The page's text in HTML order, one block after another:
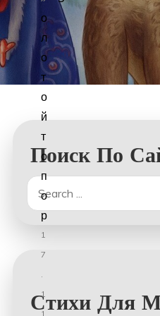
Поиск По
Search
for:
Стихи Для
о
л
о
т
о
й
т
о
п
о
р
1
7
.
1
1